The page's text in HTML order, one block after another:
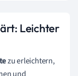
Leichter
zu erleichtern,
und